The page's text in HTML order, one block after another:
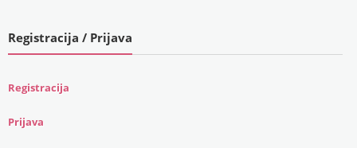
Registracija / Prijava
Registracija
Prijava